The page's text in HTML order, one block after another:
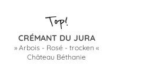
CRÉMANT DU JURA
» Arbois - Rosé - trocken «
Château Béthanie